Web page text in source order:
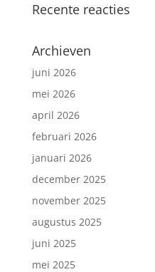
Recente reacties
Archieven
juni 2026
mei 2026
april 2026
februari 2026
januari 2026
december 2025
november 2025
augustus 2025
juni 2025
mei 2025